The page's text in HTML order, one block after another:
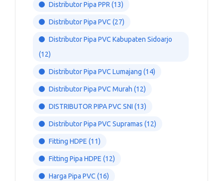
Distributor Pipa PPR(13)
Distributor Pipa PVC (27)
Distributor Pipa PVC Kabupaten Sidoarjo
(12)
Distributor Pipa PVC Lumajang (14)
Distributor Pipa PVC Murah (12)
DISTRIBUTOR PIPA PVC SNI (13)
Distributor Pipa PVC Supramas (12)
Fitting HDPE (11)
Fitting Pipa HDPE (12)
Harga Pipa PVC (16)